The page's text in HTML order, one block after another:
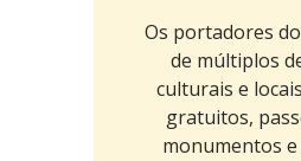
Os portadores
de múltiplos
culturais e
gratuitos,
monumentos